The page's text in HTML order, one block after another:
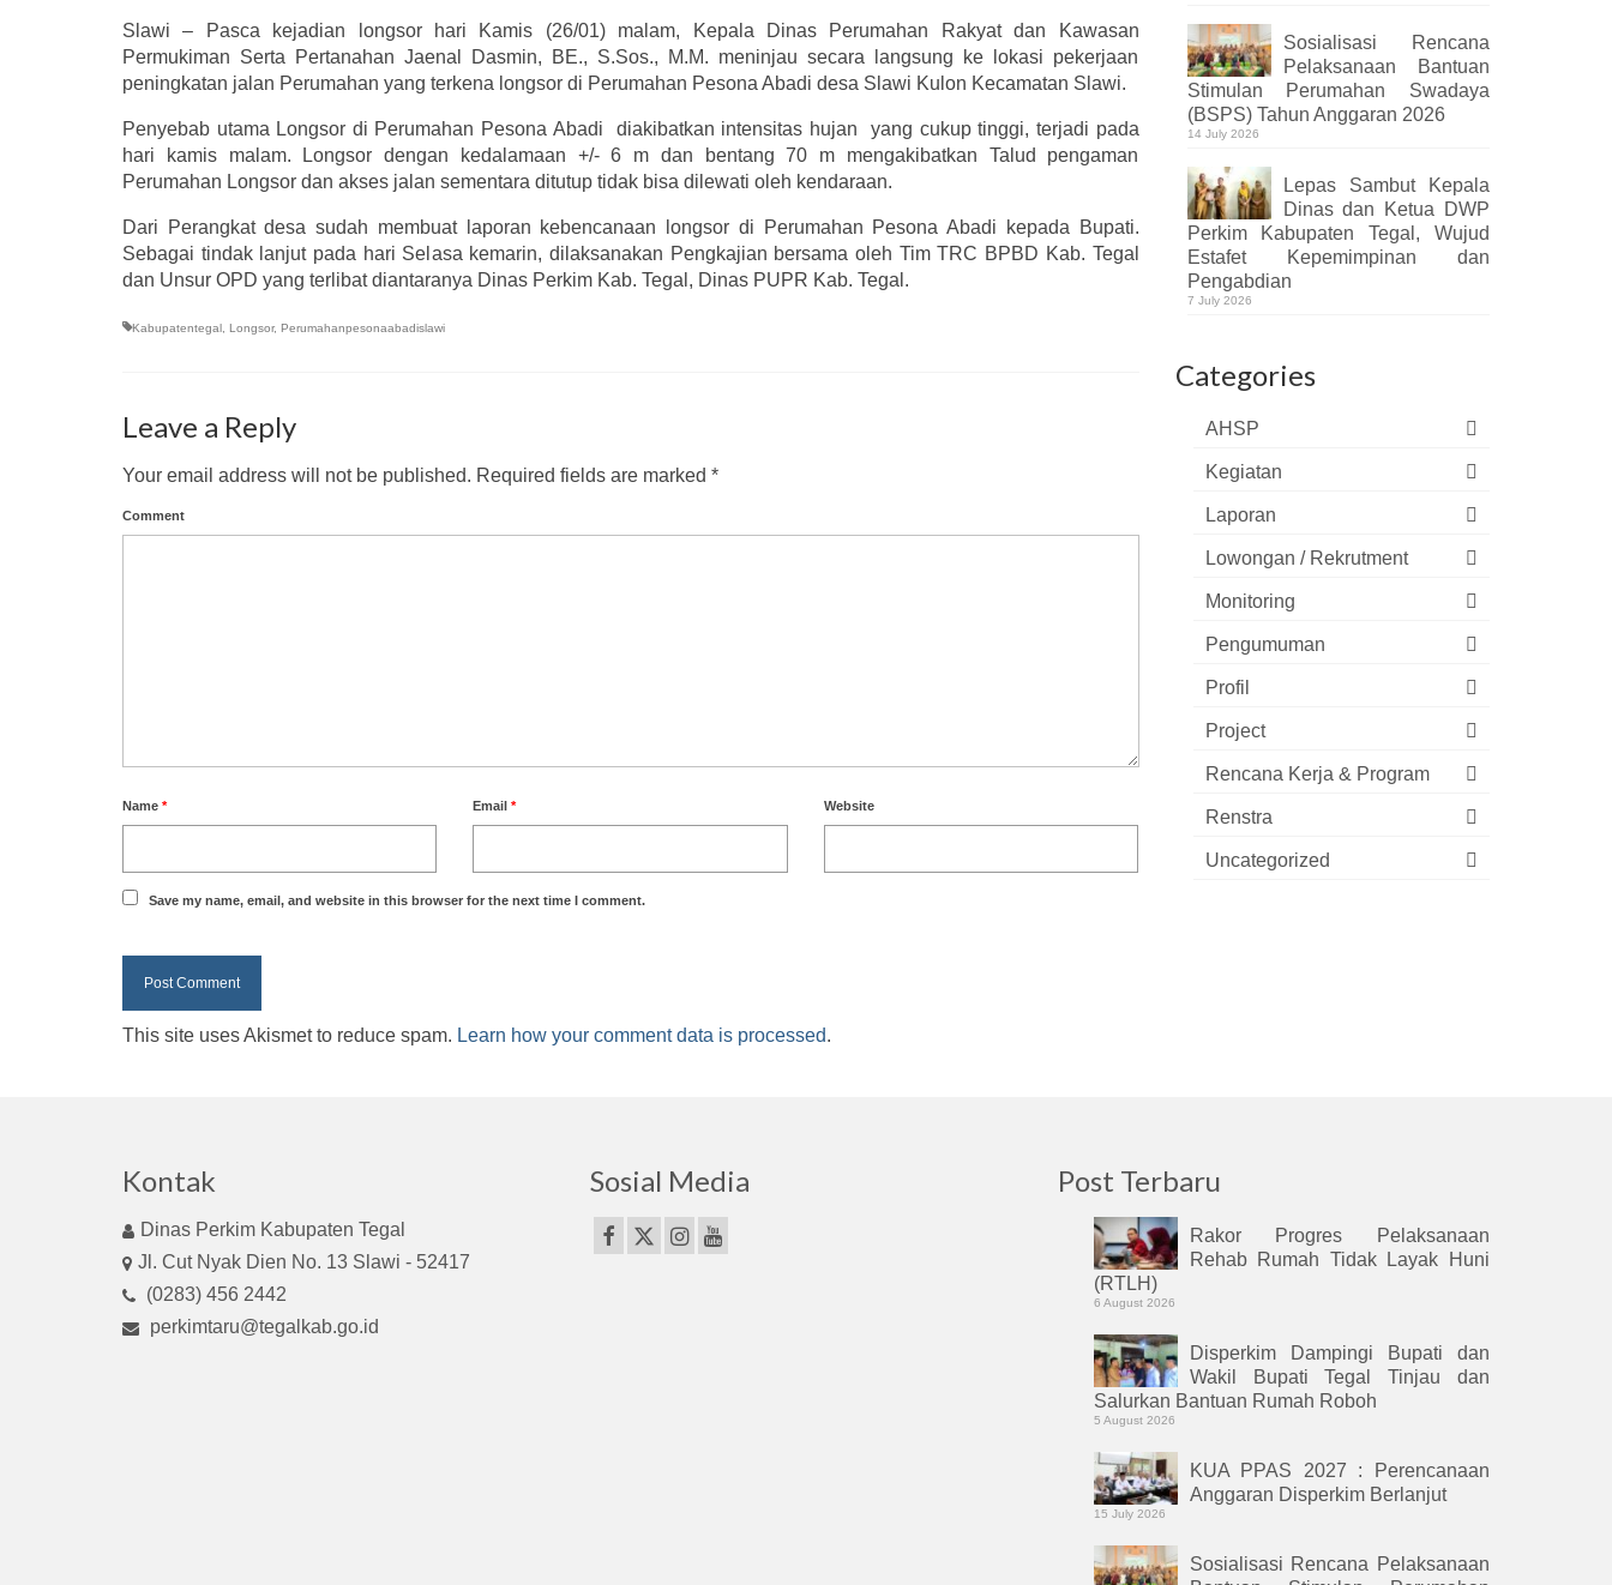
Slawi – Pasca kejadian longsor hari Kamis (26/01) malam, Kepala Dinas Perumahan Rakyat dan Kawasan
Permukiman Serta Pertanahan Jaenal Dasmin, BE., S.Sos., M.M. meninjau secara langsung ke lokasi pekerjaan
peningkatan jalan Perumahan yang terkena longsor di Perumahan Pesona Abadi desa Slawi Kulon Kecamatan Slawi.
Penyebab utama Longsor di Perumahan Pesona Abadi diakibatkan intensitas hujan yang cukup tinggi, terjadi pada
hari kamis malam. Longsor dengan kedalamaan +/- 6 m dan bentang 70 m mengakibatkan Talud pengaman
Perumahan Longsor dan akses jalan sementara ditutup tidak bisa dilewati oleh kendaraan.
Dari Perangkat desa sudah membuat laporan kebencanaan longsor di Perumahan Pesona Abadi kepada Bupati.
Sebagai tindak lanjut pada hari Selasa kemarin, dilaksanakan Pengkajian bersama oleh Tim TRC BPBD Kab. Tegal
dan Unsur OPD yang terlibat diantaranya Dinas Perkim Kab. Tegal, Dinas PUPR Kab. Tegal.
Kabupatentegal Longsor, Perumahanpesonaabadislawi
Leave a Reply
Your email address will not be published. Required fields are marked *
Comment
Name * Email* Website
Save my name, email, and website in this browser for the next time I comment.
This site uses Akismet to reduce spam. Learn how your comment data is processed.
Sosialisasi Rencana
Pelaksanaan Bantuan
Stimulan Perumahan Swadaya
(BSPS) Tahun Anggaran 2026
14 July 2026
Lepas Sambut Kepala
Dinas dan Ketua DWP
Perkim Kabupaten Tegal, Wujud
Estafet Kepemimpinan dan
Pengabdian
7 July 2026
Categories
AHSP
Kegiatan
Laporan
Lowongan / Rekrutment
Monitoring
Pengumuman
Profil
Project
Rencana Kerja & Program
Renstra
Uncategorized
Kontak
Dinas Perkim Kabupaten Tegal
Jl. Cut Nyak Dien No. 13 Slawi - 52417
(0283) 456 2442
perkimtaru@tegalkab.go.id
Sosial Media Post Terbaru
Rakor Progres Pelaksanaan
Rehab Rumah Tidak Layak Huni
(RTLH)
6 August 2026
Disperkim Dampingi Bupati dan
Wakil Bupati Tegal Tinjau dan
Salurkan Bantuan Rumah Roboh
5 August 2026
KUA PPAS 2027 : Perencanaan
Anggaran Disperkim Berlanjut
15 July 2026
Sosialisasi Rencana Pelaksanaan